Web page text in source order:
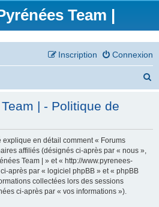
Team |
Connexion
Inscription
h
| - Politique de
en détail comment « Forums
affiliés (désignés ci-après par « nous »,
Team | » et « http://www.pyrenees-
après par « logiciel phpBB » et « phpBB
collectées lors des sessions
ci-après par « vos informations »).